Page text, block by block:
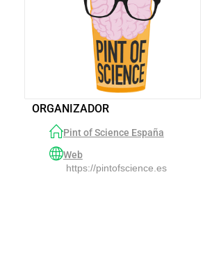
ORGANIZADOR
Pint of Science España
Web
https://pintofscience.es